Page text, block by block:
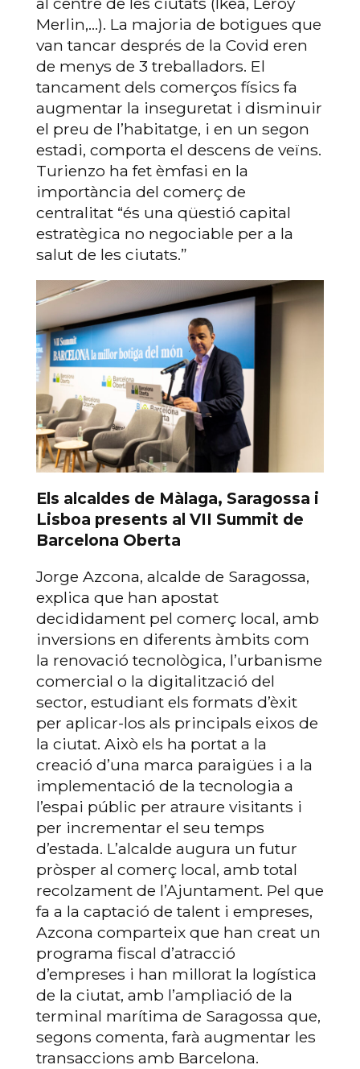
Merlin,…). La majoria de botigues que
van tancar després de la Covid eren
de menys de 3 treballadors. El
tancament dels comerços físics fa
augmentar la inseguretat i disminuir
el preu de l’habitatge, i en un segon
estadi, comporta el descens de veïns.
Turienzo ha fet èmfasi en la
importància del comerç de
centralitat “és una qüestió capital
estratègica no negociable per a la
salut de les ciutats.”
Els alcaldes de Màlaga, Saragossa i
Lisboa presents al VII Summit de
Barcelona Oberta
Jorge Azcona, alcalde de Saragossa,
explica que han apostat
decididament pel comerç local, amb
inversions en diferents àmbits com
la renovació tecnològica, l’urbanisme
comercial o la digitalització del
sector, estudiant els formats d’èxit
per aplicar-los als principals eixos de
la ciutat. Això els ha portat a la
creació d’una marca paraigües i a la
implementació de la tecnologia a
l’espai públic per atraure visitants i
per incrementar el seu temps
d’estada. L’alcalde augura un futur
pròsper al comerç local, amb total
recolzament de l’Ajuntament. Pel que
fa a la captació de talent i empreses,
Azcona comparteix que han creat un
programa fiscal d’atracció
d’empreses i han millorat la logística
de la ciutat, amb l’ampliació de la
terminal marítima de Saragossa que,
segons comenta, farà augmentar les
transaccions amb Barcelona.